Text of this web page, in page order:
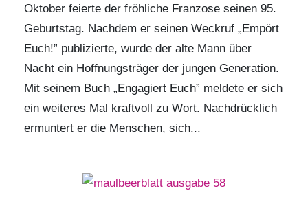
Oktober feierte der fröhliche Franzose seinen 95.
Geburtstag. Nachdem er seinen Weckruf „Empört
Euch!” publizierte, wurde der alte Mann über
Nacht ein Hoffnungsträger der jungen Generation.
Mit seinem Buch „Engagiert Euch” meldete er sich
ein weiteres Mal kraftvoll zu Wort. Nachdrücklich
ermuntert er die Menschen, sich...